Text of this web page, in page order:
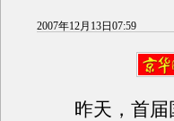
2007年12月13日07:59
昨天，首届